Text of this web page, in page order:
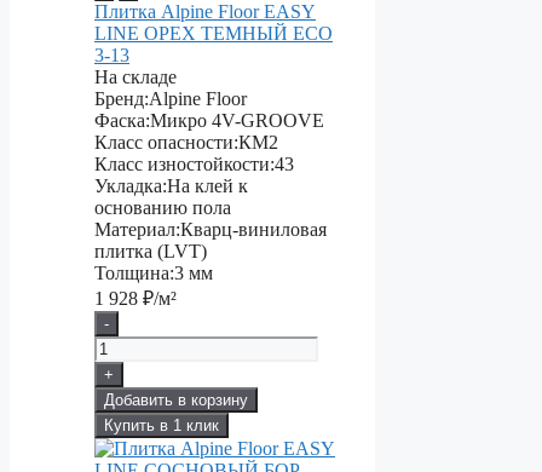
Плитка Alpine Floor EASY
LINE ОРЕХ ТЕМНЫЙ ECO
3-13
На складе
Бренд:Alpine Floor
Фаска:Микро 4V-GROOVE
Класс опасности:КМ2
Класс изностойкости:43
Укладка:На клей к
основанию пола
Материал:Кварц-виниловая
плитка (LVT)
Толщина:3 мм
1 928 ₽/м²
-
+
Добавить в корзину
Купить в 1 клик